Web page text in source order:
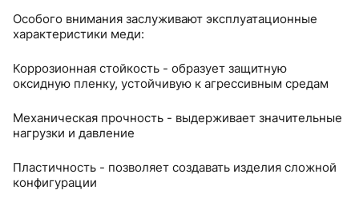
Особого внимания заслуживают эксплуатационные
характеристики меди:
Коррозионная стойкость - образует защитную
оксидную пленку, устойчивую к агрессивным средам
Механическая прочность - выдерживает значительные
нагрузки и давление
Пластичность - позволяет создавать изделия сложной
конфигурации